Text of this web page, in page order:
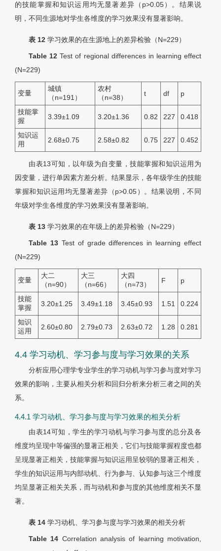
的技能掌握和知识运用均无显著差异（p>0.05）。结果说
明，不同生源地对学生各维度的学习效果没有显著影响。
表 12 学习效果的在生源地上的差异检验（N=229）
Table 12Test of regional differences in learning effect
(N=229)
变量
城镇
（n=191）
农村
（n=38）
t df p
技能掌
握
3.39±1.09 3.20±1.36 0.82 227 0.418
知识运
用
2.68±0.75 2.58±0.82 0.75 227 0.452
由表13可知，以年级为自变量，技能掌握和知识运用为
因变量，进行单因素方差分析。结果显示，各年级学生的技能
掌握和知识运用均无显著差异（p>0.05）。结果说明，不同
年级对学生各维度的学习效果没有显著影响。
表 13 学习效果的在年级上的差异检验（N=229）
Table 13 Test of grade differences in learning effect
(N=229)
变量
大二
（n=90）
大三
（n=66）
大四
（n=73）
F p
技能
掌握
3.20±1.25 3.49±1.18 3.45±0.93 1.51 0.224
知识
运用
2.60±0.80 2.79±0.73 2.63±0.72 1.28 0.281
4.4 学习动机、学习参与度与学习效果的关系
分析应用心理学专业学生的学习动机与学习参与度对学习
效果的影响，主要从相关分析和回归分析来分析三者之间的关
系。
4.4.1 学习动机、学习参与度与学习效果的相关分析
由表14可知，学生的学习动机与学习参与度的总分及各
维度均呈现中等偏强的显著正相关，它们与技能掌握程度也都
呈现显著正相关，技能掌握与知识运用呈较弱的显著正相关，
学生的知识运用与内部动机、行为参与、认知参与这三个维度
均呈显著正相关关系，而与动机和参与度的其他维度相关不显
著。
表 14 学习动机、学习参与度与学习效果的相关分析
Table 14 Correlation analysis of learning motivation,